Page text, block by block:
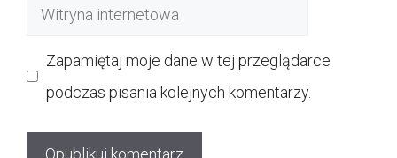
Witryna
Zapamiętaj moje dane w tej przeglądarce
podczas pisania kolejnych komentarzy.